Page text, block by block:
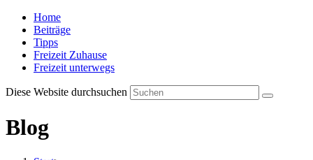
Home
Beiträge
Tipps
Freizeit Zuhause
Freizeit unterwegs
Diese Website durchsuchen
Blog